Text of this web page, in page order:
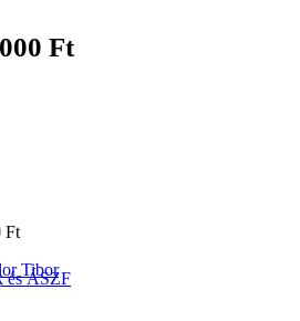
és ÁSZF
Ft
Ft
Tibor